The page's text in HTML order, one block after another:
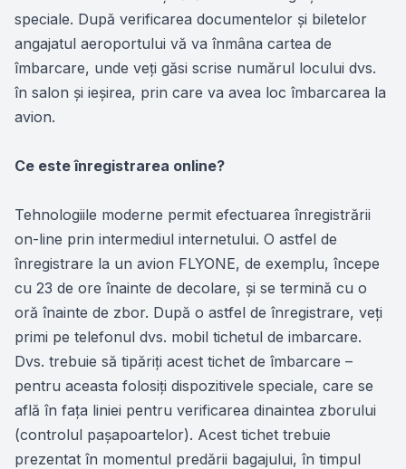
speciale. După verificarea documentelor și biletelor
angajatul aeroportului vă va înmâna cartea de
îmbarcare, unde veţi găsi scrise numărul locului dvs.
în salon şi ieșirea, prin care va avea loc îmbarcarea la
avion.
Ce este înregistrarea online?
Tehnologiile moderne permit efectuarea înregistrării
on-line prin intermediul internetului. O astfel de
înregistrare la un avion FLYONE, de exemplu, începe
cu 23 de ore înainte de decolare, și se termină cu o
oră înainte de zbor. După o astfel de înregistrare, veţi
primi pe telefonul dvs. mobil tichetul de imbarcare.
Dvs. trebuie să tipăriţi acest tichet de îmbarcare –
pentru aceasta folosiţi dispozitivele speciale, care se
află în faţa liniei pentru verificarea dinaintea zborului
(controlul pașapoartelor). Acest tichet trebuie
prezentat în momentul predării bagajului, în timpul